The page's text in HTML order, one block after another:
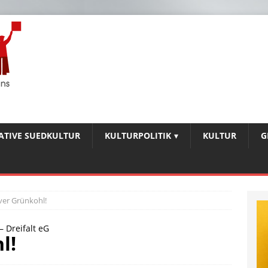
SUEDKULTUR KULTURPOLITIK KULTUR
Grünkohl!
Dreifalt eG